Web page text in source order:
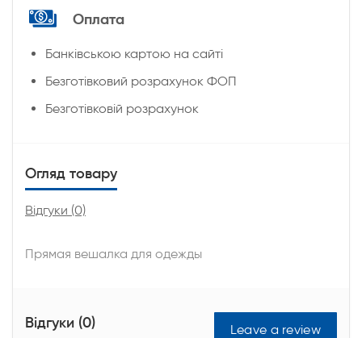
Оплата
Банківською картою на сайті
Безготівковий розрахунок ФОП
Безготівковій розрахунок
Огляд товару
Відгуки (0)
Прямая вешалка для одежды
Відгуки (0) Leave a review